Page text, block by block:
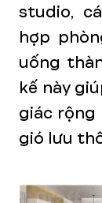
studio,
hợp
uống
kế này
giác rộng
gió lưu